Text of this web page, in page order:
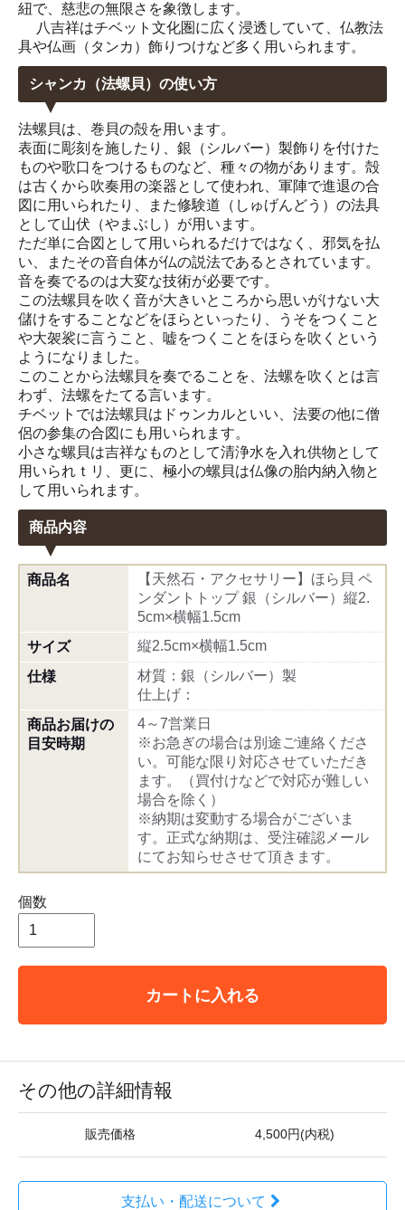
紐で、慈悲の無限さを象徴します。
八吉祥はチベット文化圏に広く浸透していて、仏教法
具や仏画（タンカ）飾りつけなど多く用いられます。
シャンカ（法螺貝）の使い方
法螺貝は、巻貝の殻を用います。
表面に彫刻を施したり、銀（シルバー）製飾りを付けた
ものや歌口をつけるものなど、種々の物があります。殻
は古くから吹奏用の楽器として使われ、軍陣で進退の合
図に用いられたり、また修験道（しゅげんどう）の法具
として山伏（やまぶし）が用います。
ただ単に合図として用いられるだけではなく、邪気を払
い、またその音自体が仏の説法であるとされています。
音を奏でるのは大変な技術が必要です。
この法螺貝を吹く音が大きいところから思いがけない大
儲けをすることなどをほらといったり、うそをつくこと
や大袈裟に言うこと、嘘をつくことをほらを吹くという
ようになりました。
このことから法螺貝を奏でることを、法螺を吹くとは言
わず、法螺をたてる言います。
チベットでは法螺貝はドゥンカルといい、法要の他に僧
侶の参集の合図にも用いられます。
小さな螺貝は吉祥なものとして清浄水を入れ供物として
用いられｔリ、更に、極小の螺貝は仏像の胎内納入物と
して用いられます。
商品内容
商品名
【天然石・アクセサリー】ほら貝 ペ
ンダントトップ 銀（シルバー）縦2.
5cm×横幅1.5cm
サイズ
縦2.5cm×横幅1.5cm
仕様
材質：銀（シルバー）製
仕上げ：
商品お届けの
目安時期
4～7営業日
※お急ぎの場合は別途ご連絡くださ
い。可能な限り対応させていただき
ます。（買付けなどで対応が難しい
場合を除く）
※納期は変動する場合がございま
す。正式な納期は、受注確認メール
にてお知らせさせて頂きます。
個数
カートに入れる
その他の詳細情報
販売価格 4,500円(内税)
支払い・配送について